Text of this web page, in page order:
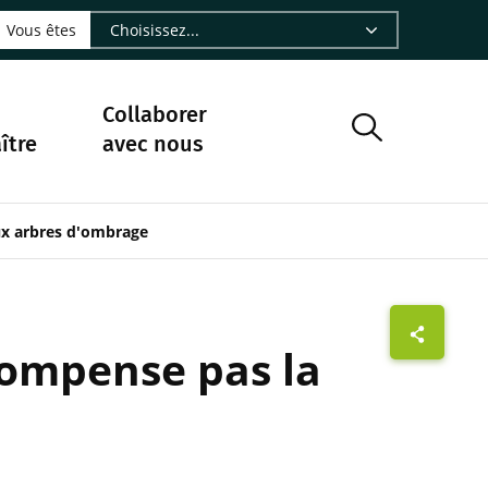
- CIRAD
Facebook - CIRAD
sur Instagram - CIRAD
sur Youtube - CIRAD
suivre sur Bluesky - CIRAD
Nourrir le vivant, le podcast du Cirad - CIRAD
Nous contacter par courriel - CIRAD
la page Flux RSS - CIRAD
Vous êtes
Collaborer
avec nous
arbres d'ombrage
pas la